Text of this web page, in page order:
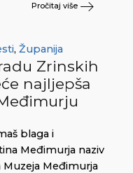
Pročitaj više
, Županija
Zrinskih
najljepša
blaga i
Međimurja naziv
Međimurja